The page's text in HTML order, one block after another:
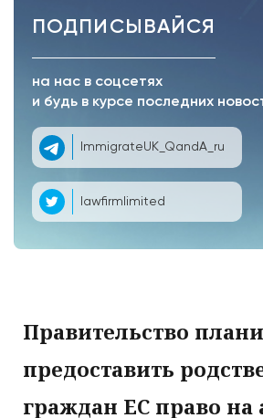
ПОДПИСЫВАЙСЯ
на нас в соцсетях
и будь в курсе последних
ImmigrateUK_QandA_ru
lawfirmlimited
Правительство
предоставить
граждан ЕС право